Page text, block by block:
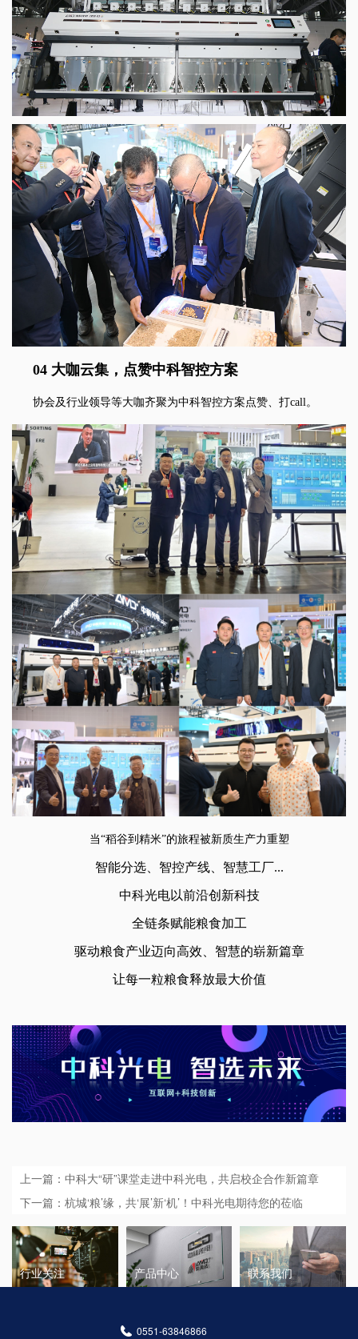
04 大咖云集，点赞中科智控方案
协会及行业领导等大咖齐聚为中科智控方案点赞、打call。
当“稻谷到精米”的旅程被新质生产力重塑
智能分选、智控产线、智慧工厂...
中科光电以前沿创新科技
全链条赋能粮食加工
驱动粮食产业迈向高效、智慧的崭新篇章
让每一粒粮食释放最大价值
上一篇：中科大“研”课堂走进中科光电，共启校企合作新篇章
下一篇：杭城‘粮’缘，共‘展’新‘机’！中科光电期待您的莅临
行业关注 产品中心 联系我们
0551-63846866